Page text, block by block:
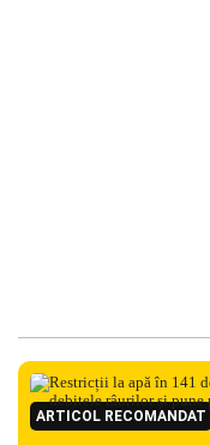
ARTICOL RECOMANDAT